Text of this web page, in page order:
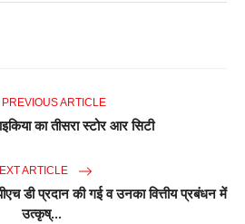
PREVIOUS ARTICLE
का तीसरा स्टोर आर सिटी
ARTICLE
डी प्रदान की गई व उनका वित्तीय प्रबंधन में
उत्कृष्...